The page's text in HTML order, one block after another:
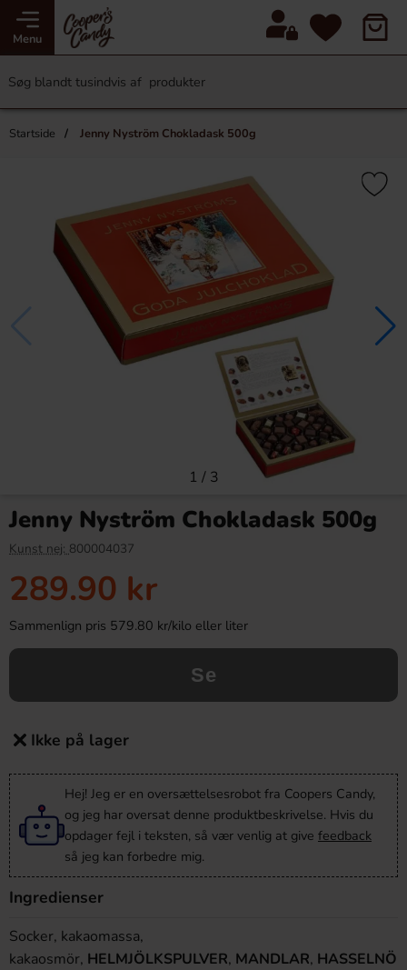
Menu
Startside Jenny Nyström Chokladask 500g
1 / 3
Jenny Nyström Chokladask 500g
Kunst nej: 800004037
289.90 kr
Sammenlign pris 579.80 kr/kilo eller liter
Se
Ikke på lager
Hej! Jeg er en oversættelsesrobot fra Coopers Candy,
og jeg har oversat denne produktbeskrivelse. Hvis du
opdager fejl i teksten, så vær venlig at give feedback
så jeg kan forbedre mig.
Ingredienser
Socker, kakaomassa,
kakaosmör, HELMJÖLKSPULVER, MANDLAR, HASSELNÖ